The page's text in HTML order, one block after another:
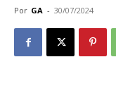
Por GA - 30/07/2024